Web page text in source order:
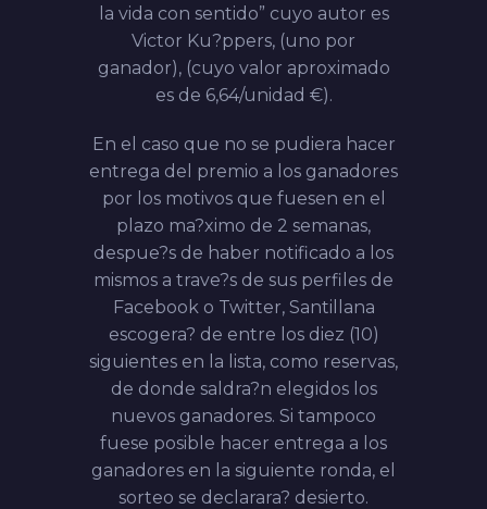
la vida con sentido” cuyo autor es
Victor Ku?ppers, (uno por
ganador), (cuyo valor aproximado
es de 6,64/unidad €).
En el caso que no se pudiera hacer
entrega del premio a los ganadores
por los motivos que fuesen en el
plazo ma?ximo de 2 semanas,
despue?s de haber notificado a los
mismos a trave?s de sus perfiles de
Facebook o Twitter, Santillana
escogera? de entre los diez (10)
siguientes en la lista, como reservas,
de donde saldra?n elegidos los
nuevos ganadores. Si tampoco
fuese posible hacer entrega a los
ganadores en la siguiente ronda, el
sorteo se declarara? desierto.